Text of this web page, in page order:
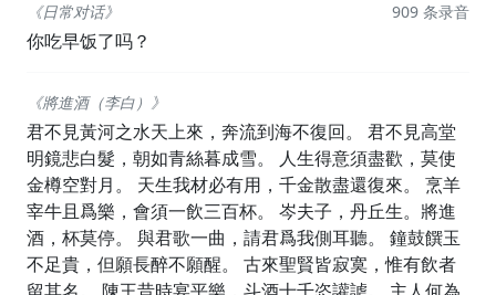
《日常对话》
你吃早饭了吗？
909 条录音
《將進酒（李白）》
君不見黃河之水天上來，奔流到海不復回。 君不見高堂
明鏡悲白髮，朝如青絲暮成雪。 人生得意須盡歡，莫使
金樽空對月。 天生我材必有用，千金散盡還復來。 烹羊
宰牛且爲樂，會須一飲三百杯。 岑夫子，丹丘生。將進
酒，杯莫停。 與君歌一曲，請君爲我側耳聽。 鐘鼓饌玉
不足貴，但願長醉不願醒。 古來聖賢皆寂寞，惟有飲者